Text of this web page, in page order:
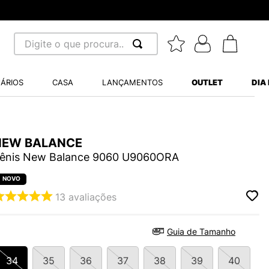
Digite o que procura...
CASA LANÇAMENTOS OUTLET DIA
BALANCE
New Balance 9060 U9060ORA
13 avaliações
Guia de Tamanho
34 35 36 37 38 39 40
BALANCE 530